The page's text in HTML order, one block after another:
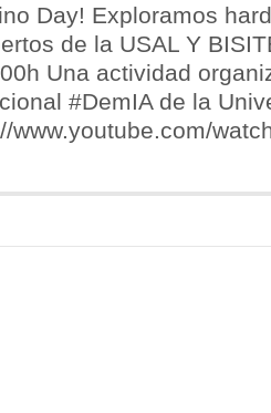
Day! Exploramos
de la USAL Y
Una actividad
#DemIA de la
www.youtube.com/